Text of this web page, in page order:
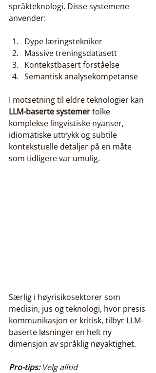
språkteknologi. Disse systemene
anvender:
Dype læringstekniker
Massive treningsdatasett
Kontekstbasert forståelse
Semantisk analysekompetanse
I motsetning til eldre teknologier kan
LLM-baserte systemer tolke
komplekse lingvistiske nyanser,
idiomatiske uttrykk og subtile
kontekstuelle detaljer på en måte
som tidligere var umulig.
Særlig i høyrisikosektorer som
medisin, jus og teknologi, hvor presis
kommunikasjon er kritisk, tilbyr LLM-
baserte løsninger en helt ny
dimensjon av språklig nøyaktighet.
Pro-tips: Velg alltid